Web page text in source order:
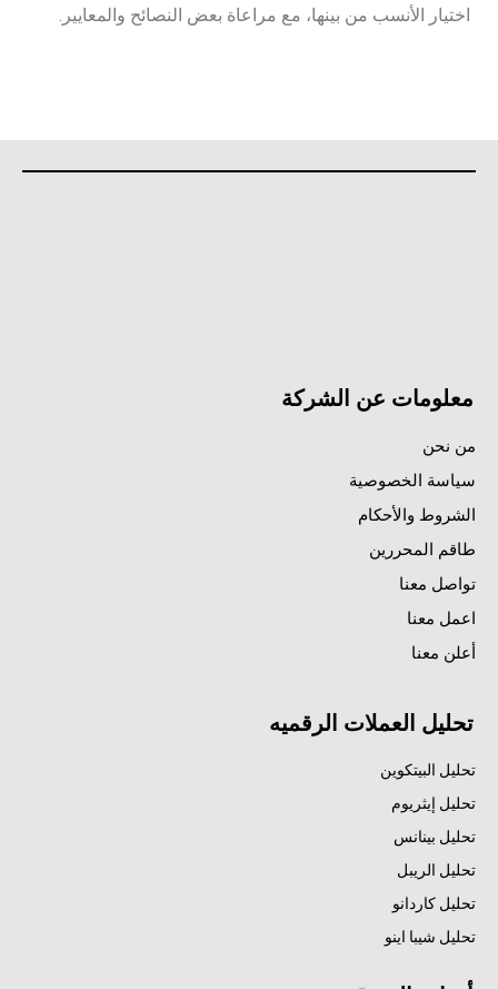
اختيار الأنسب من بينها، مع مراعاة بعض النصائح والمعايير.
معلومات عن الشركة
من نحن
سياسة الخصوصية
الشروط والأحكام
طاقم المحررين
تواصل معنا
اعمل معنا
أعلن معنا
تحليل العملات الرقميه
تحليل البيتكوين
تحليل إيثريوم
تحليل بينانس
تحليل الريبل
تحليل كاردانو
تحليل شيبا اينو